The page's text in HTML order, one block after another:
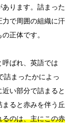
ります。詰まった
で周囲の組織に汗
正体です。
ばれ、英語では
詰まったかによっ
い部分で詰まると
ると赤みを伴う丘
のは、主にこの赤